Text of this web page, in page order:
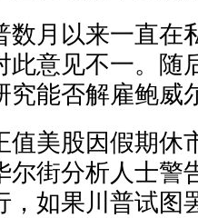
数月以来一直在
此意见不一。随
究能否解雇鲍威
值美股因假期休
尔街分析人士警
，如果川普试图